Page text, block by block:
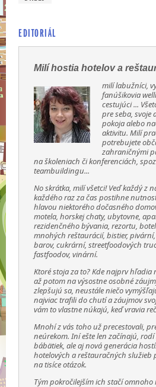
EDITORIÁL
Milí hostia hotelov a
milí labužníci,
fanúšikovia
cestujúci ...
pre seba, svoje
pokoja alebo
aktivitu. Milí
potrebujete
zahraničnými
na školeniach či konferenciách,
teambuildingu...
No skrátka, milí všetci! Veď každý z
každého raz za čas postihne
hlavou niektorého dočasného
motela, horskej chaty, ubytovne,
rezidenčného bývania, rezortu,
mnohých reštaurácií, bistier,
barov, cukrární, streetfoodových
fastfoodov, vinární.
Ktoré stoja za to? Kde najprv hľadia
až potom na výsostne osobné
zlepšujú sa, neustále niečo
najviac trafili do chutí a záujmov
vám to vlastne núkajú, keď vravia
Mnohí z vás toho už precestovali,
neúrekom. Iní ešte len začínajú,
bábätiek, ale aj nová generácia
hotelových a reštauračných
na tisíce otázok.
Tým pokročilejším ich stačí